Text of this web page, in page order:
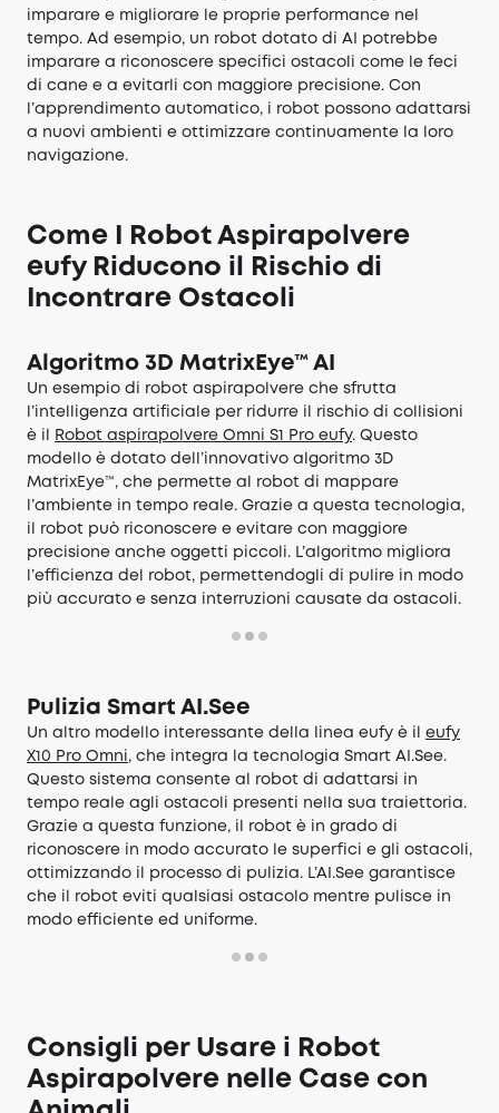
imparare e migliorare le proprie performance nel
tempo. Ad esempio, un robot dotato di AI potrebbe
imparare a riconoscere specifici ostacoli come le feci
di cane e a evitarli con maggiore precisione. Con
l’apprendimento automatico, i robot possono adattarsi
a nuovi ambienti e ottimizzare continuamente la loro
navigazione.
Come I Robot Aspirapolvere
eufy Riducono il Rischio di
Incontrare Ostacoli
Algoritmo 3D MatrixEye™ AI
Un esempio di robot aspirapolvere che sfrutta
l’intelligenza artificiale per ridurre il rischio di collisioni
è il
Robot aspirapolvere Omni S1 Pro eufy. Questo
modello è dotato dell’innovativo algoritmo 3D
MatrixEye™, che permette al robot di mappare
l’ambiente in tempo reale. Grazie a questa tecnologia,
il robot può riconoscere e evitare con maggiore
precisione anche oggetti piccoli. L’algoritmo migliora
l’efficienza del robot, permettendogli di pulire in modo
più accurato e senza interruzioni causate da ostacoli.
Pulizia Smart AI.See
Un altro modello interessante della linea eufy è il
eufy
X10 Pro Omni, che integra la tecnologia Smart AI.See.
Questo sistema consente al robot di adattarsi in
tempo reale agli ostacoli presenti nella sua traiettoria.
Grazie a questa funzione, il robot è in grado di
riconoscere in modo accurato le superfici e gli ostacoli,
ottimizzando il processo di pulizia. L’AI.See garantisce
che il robot eviti qualsiasi ostacolo mentre pulisce in
modo efficiente ed uniforme.
Consigli per Usare i Robot
Aspirapolvere nelle Case con